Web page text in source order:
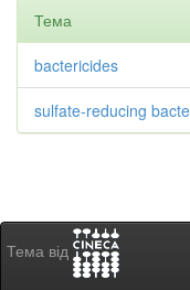
Тема
bactericides
sulfate-reducing
Тема від